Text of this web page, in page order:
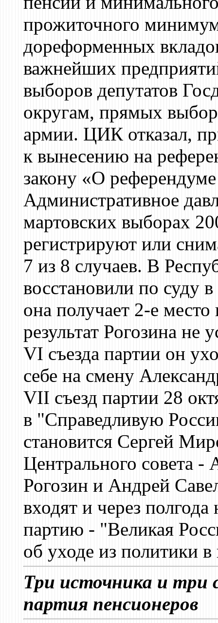
прожиточного
дореформенных
важнейших
выборов депутатов
округам, прямых
армии. ЦИК отказал,
к вынесению на
закону «О
Административное
мартовских выборах
регистрируют или
7 из 8 случаев. В
восстановили по суду
она получает 2-е
результат Рогозина не
VI съезда партии он
себе на смену
VII съезд партии 28
в "Справедливую
становится Сергей
Центрального совета
Рогозин и Андрей
входят и через
партию - "Великая
об уходе из политики в
Три источника и три
партия пенсионеров